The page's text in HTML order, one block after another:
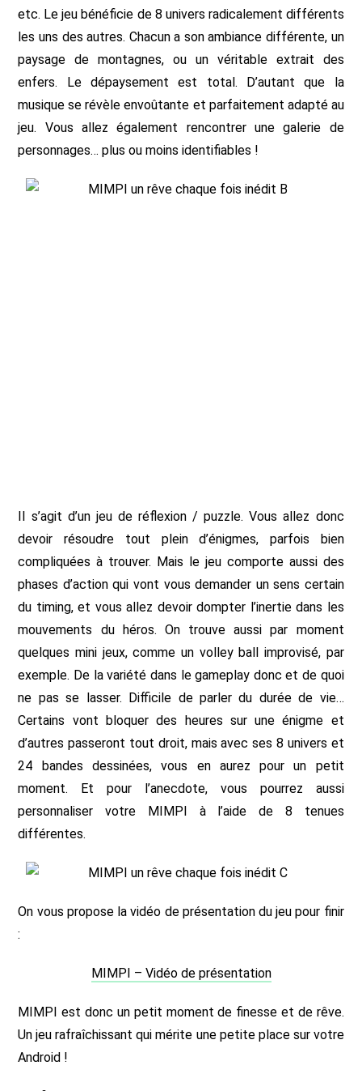
etc. Le jeu bénéficie de 8 univers radicalement différents
les uns des autres. Chacun a son ambiance différente, un
paysage de montagnes, ou un véritable extrait des
enfers. Le dépaysement est total. D’autant que la
musique se révèle envoûtante et parfaitement adapté au
jeu. Vous allez également rencontrer une galerie de
personnages… plus ou moins identifiables !
Il s’agit d’un jeu de réflexion / puzzle. Vous allez donc
devoir résoudre tout plein d’énigmes, parfois bien
compliquées à trouver. Mais le jeu comporte aussi des
phases d’action qui vont vous demander un sens certain
du timing, et vous allez devoir dompter l’inertie dans les
mouvements du héros. On trouve aussi par moment
quelques mini jeux, comme un volley ball improvisé, par
exemple. De la variété dans le gameplay donc et de quoi
ne pas se lasser. Difficile de parler du durée de vie…
Certains vont bloquer des heures sur une énigme et
d’autres passeront tout droit, mais avec ses 8 univers et
24 bandes dessinées, vous en aurez pour un petit
moment. Et pour l’anecdote, vous pourrez aussi
personnaliser votre MIMPI à l’aide de 8 tenues
différentes.
On vous propose la vidéo de présentation du jeu pour finir
:
MIMPI – Vidéo de présentation
MIMPI est donc un petit moment de finesse et de rêve.
Un jeu rafraîchissant qui mérite une petite place sur votre
Android !